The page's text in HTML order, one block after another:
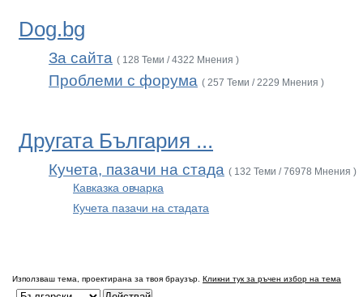
Dog.bg
За сайта ( 128 Теми / 4322 Мнения )
Проблеми с форума ( 257 Теми / 2229 Мнения )
Другата България ...
Кучета, пазачи на стада ( 132 Теми / 76978 Мнения )
Кавказка овчарка
Кучета пазачи на стадата
Използваш тема, проектирана за твоя браузър. Кликни тук за ръчен избор на тема